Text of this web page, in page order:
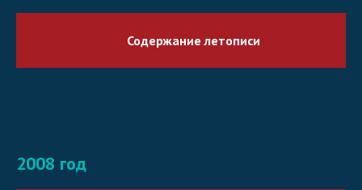
Содержание летописи
2008 год